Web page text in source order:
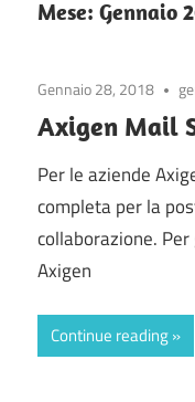
e
Mese: Gennaio
Gennaio 28, 2018
Axigen Mail
Per le aziende
completa per la
collaborazione.
Axigen
Continue reading